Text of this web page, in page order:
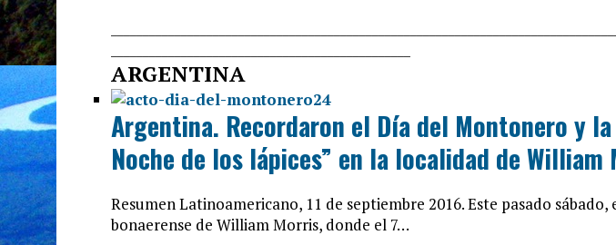
ARGENTINA
Argentina. Recordaron el Día del Montonero y la
Noche de los lápices” en la localidad de William
Resumen Latinoamericano, 11 de septiembre 2016. Este pasado sábado,
bonaerense de William Morris, donde el 7…